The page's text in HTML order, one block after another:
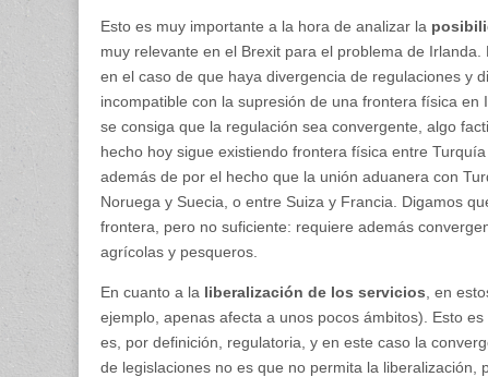
Esto es muy importante a la hora de analizar la
muy relevante en el Brexit para el problema de
en el caso de que haya divergencia de regulaciones y
incompatible con la supresión de una frontera física
se consiga que la regulación sea convergente, algo
hecho hoy sigue existiendo frontera física entre
además de por el hecho que la unión aduanera con
Noruega y Suecia, o entre Suiza y Francia. Digamos
frontera, pero no suficiente: requiere además
agrícolas y pesqueros.
En cuanto a la liberalización de los servicios , en
ejemplo, apenas afecta a unos pocos ámbitos). Esto
es, por definición, regulatoria, y en este caso la
de legislaciones no es que no permita la